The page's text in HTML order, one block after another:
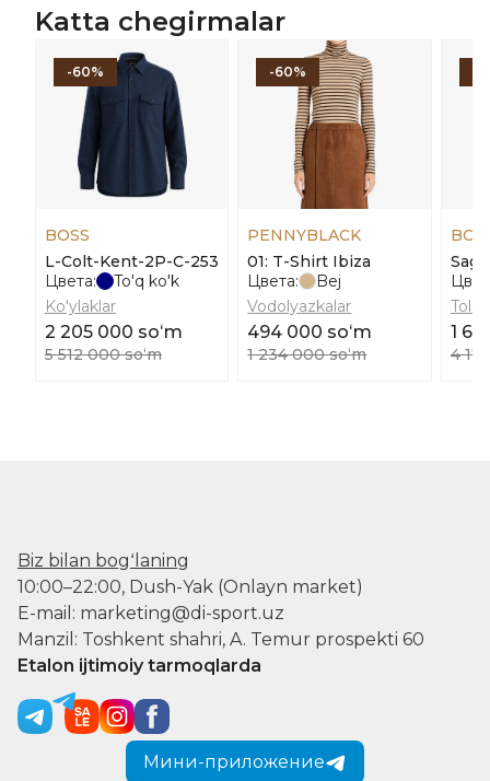
Katta chegirmalar
-60%
BOSS
L-Colt-Kent-2P-C-253
Цвета:
To'q ko'k
Ko'ylaklar
2 205 000 soʻm
5 512 000 soʻm
-60%
PENNYBLACK
01: T-Shirt Ibiza
Цвета:
Bej
Vodolyazkalar
494 000 soʻm
1 234 000 soʻm
1
4
Biz bilan bogʻlaning
10:00–22:00, Dush-Yak (Onlayn market)
E-mail: marketing@di-sport.uz
Manzil: Toshkent shahri, A. Temur prospekti 60
Etalon ijtimoiy tarmoqlarda
Мини-приложение